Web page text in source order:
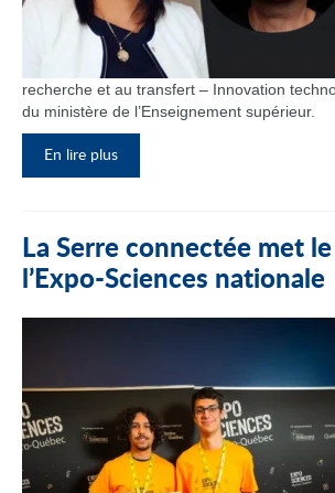
recherche et au transfert – Innovation
du ministère de l’Enseignement supérieur.
En lire plus
La Serre connectée met
l’Expo-Sciences nationale